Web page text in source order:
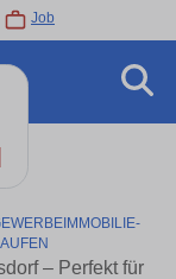
Job
– Perfekt für